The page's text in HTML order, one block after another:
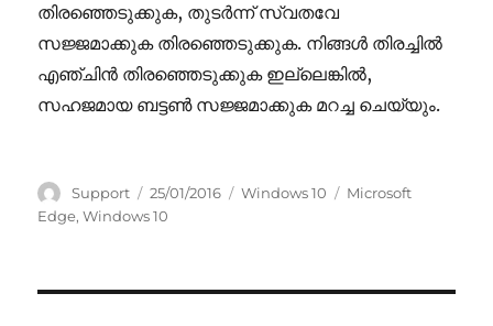
തിരഞ്ഞെടുക്കുക, തുടർന്ന് സ്വതവേ
സജ്ജമാക്കുക തിരഞ്ഞെടുക്കുക. നിങ്ങൾ തിരച്ചിൽ
എഞ്ചിൻ തിരഞ്ഞെടുക്കുക ഇല്ലെങ്കിൽ,
സഹജമായ ബട്ടൺ സജ്ജമാക്കുക മറച്ച ചെയ്യും.
Author
Support
Posted
on
25/01/2016 Categories
Windows 10 Tags
Microsoft
Edge,Windows 10